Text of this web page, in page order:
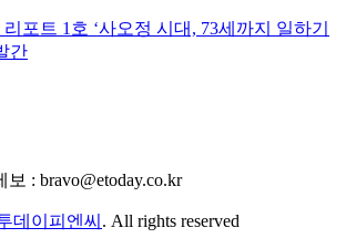
포트 1호 ‘사오정 시대, 73세까지 일하기
간
: bravo@etoday.co.kr
데이피엔씨 . All rights reserved